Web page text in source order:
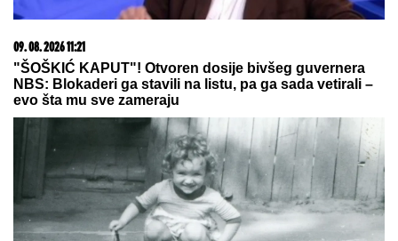
03. 08. 2026 13:23
Hibrid broj 1 koji osvaja Evropu, sada po specijalnoj
akcijskoj ceni od 19.990€ do 31.8.